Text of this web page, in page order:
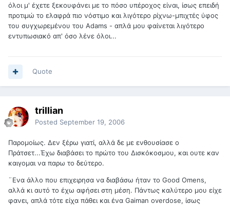
όλοι μ' έχετε ξεκουφάνει με το πόσο υπέροχος είναι, ίσως επειδή
προτιμώ το ελαφρά πιο νόστιμο και λιγότερο ρίχνω-μπιχτές ύφος
του συγχωρεμένου του Adams - απλά μου φαίνεται λιγότερο
εντυπωσιακό απ' όσο λένε όλοι...
Quote
trillian
Posted September 19, 2006
Παρομοίως. Δεν ξέρω γιατί, αλλά δε με ενθουσίασε ο
Πράτσετ...Έχω διαβάσει το πρώτο του Δισκόκοσμου, και ουτε καν
καιγομαι να παρω το δεύτερο.
¨Ενα άλλο που επιχειρησα να διαβάσω ήταν το Good Omens,
αλλά κι αυτό το έχω αφήσει στη μέση. Πάντως καλύτερο μου είχε
φανει, απλά τότε είχα πάθει και ένα Gaiman overdose, ίσως